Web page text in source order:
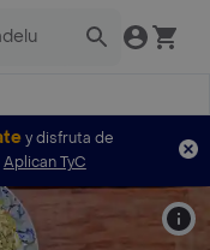
y disfruta de
Aplican TyC